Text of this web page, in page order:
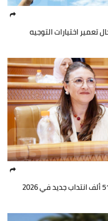
تعمير اختيارات التوجيه
وزيرة المالية تزفّ خبرًا للتونسيين: 51 ألف انتداب جديد في 2026